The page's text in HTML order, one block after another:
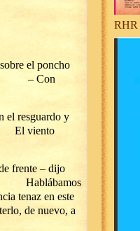
el poncho
– Con
el resguardo y
frente – dijo
tenaz en este
de nuevo, a
RHR